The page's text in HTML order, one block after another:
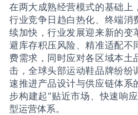
在两大成熟经营模式的基础上
行业竞争日趋白热化、终端消
续加快，行业发展迎来新的变
避库存积压风险、精准适配不
费需求，同时应对各区域本土
击，全球头部运动鞋品牌纷纷
速推进产品设计与供应链体系
步构建起“贴近市场、快速响
型运营体系。